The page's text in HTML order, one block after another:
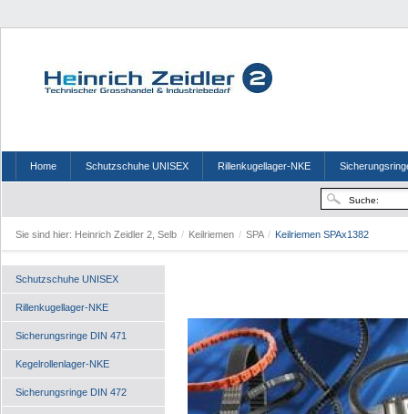
Home Schutzschuhe UNISEX Rillenkugellager-NKE
Sie sind hier: Heinrich Zeidler 2, Selb / Keilriemen / SPA / Keilriemen SPAx1382
Schutzschuhe UNISEX
Rillenkugellager-NKE
Sicherungsringe DIN 471
Kegelrollenlager-NKE
Sicherungsringe DIN 472